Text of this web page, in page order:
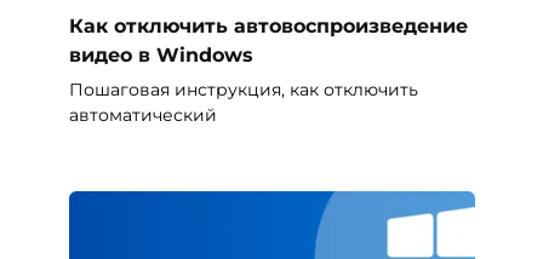
Как отключить автовоспроизведение
видео в Windows
Пошаговая инструкция, как отключить
автоматический